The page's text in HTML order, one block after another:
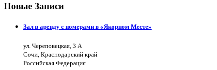
Новые Записи
Зал в аренду с номерами в «Якорном Месте»
ул. Череповецкая, 3 А
Сочи, Краснодарский край
Российская Федерация